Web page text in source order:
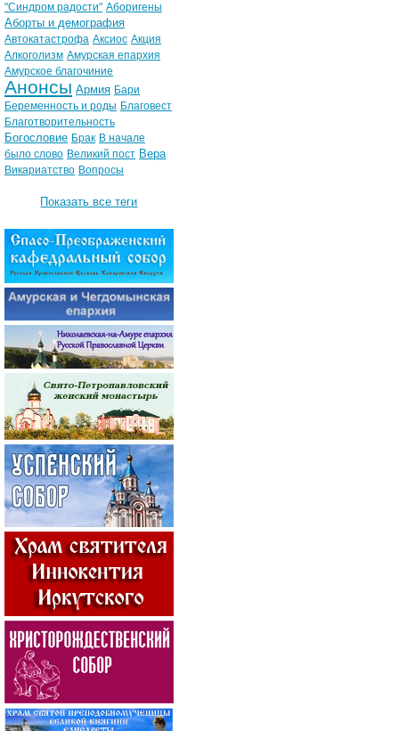
"Синдром радости" Аборигены
Аборты и демография
Автокатастрофа Аксиос Акция
Алкоголизм Амурская епархия
Амурское благочиние
Анонсы Армия Бари
Беременность и роды Благовест
Благотворительность
Богословие Брак В начале
было слово Великий пост Вера
Викариатство Вопросы
Показать все теги